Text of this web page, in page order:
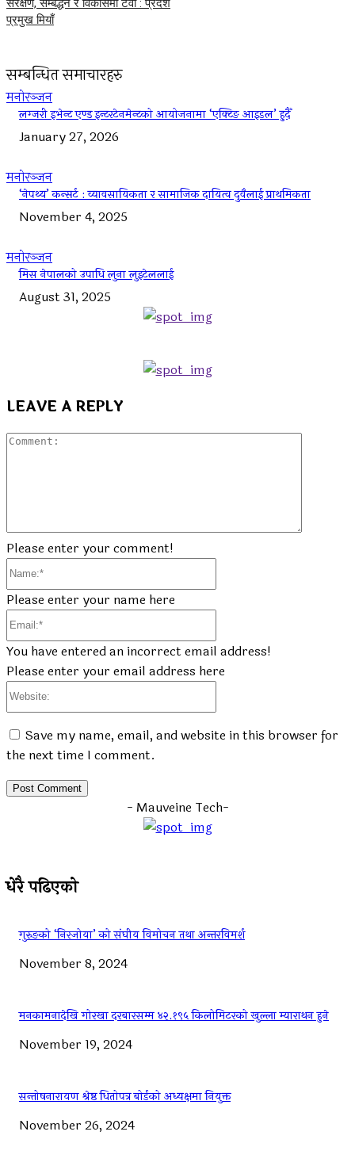
संरक्षण, सम्बर्द्धन र विकासमा टेवा : प्रदेश
प्रमुख मियाँ
सम्बन्धित समाचारहरु
मनोरञ्जन
लग्जरी इभेन्ट एण्ड इन्टरटेनमेन्टको आयोजनामा ‘एक्टिङ आइडल’ हुदैँ
January 27, 2026
मनोरञ्जन
‘नेपथ्य’ कन्सर्ट : व्यावसायिकता र सामाजिक दायित्व दुवैलाई प्राथमिकता
November 4, 2025
मनोरञ्जन
मिस नेपालको उपाधि लुना लुइटेललाई
August 31, 2025
LEAVE A REPLY
Please enter your comment!
Please enter your name here
You have entered an incorrect email address!
Please enter your email address here
Save my name, email, and website in this browser for
the next time I comment.
- Mauveine Tech-
धेरै पढिएको
गुरुङको ‘निरजोया’ को संघीय विमोचन तथा अन्तरविमर्श
November 8, 2024
मनकामनादेखि गोरखा दरबारसम्म ४२.१९५ किलोमिटरको खुल्ला म्याराथन हुने
November 19, 2024
सन्तोषनारायण श्रेष्ठ धितोपत्र बोर्डको अध्यक्षमा नियुक्त
November 26, 2024